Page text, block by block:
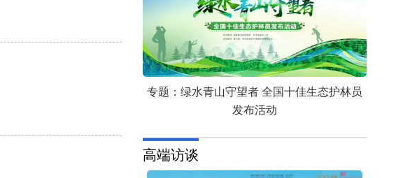
专题：绿水青山守望者 全国十佳生态护林员
发布活动
高端访谈